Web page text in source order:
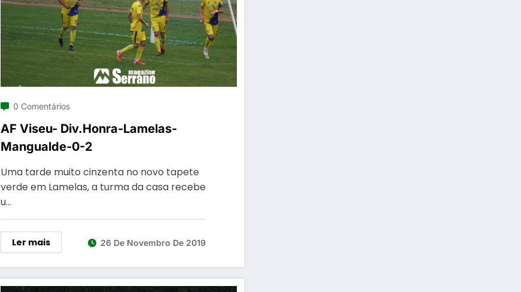
0 Comentários
AF Viseu- Div.Honra-Lamelas-
Mangualde-0-2
Uma tarde muito cinzenta no novo tapete
verde em Lamelas, a turma da casa recebe
u…
Ler mais 26 De Novembro De 2019